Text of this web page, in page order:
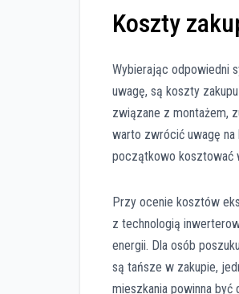
Koszty
Wybierając odpowiedni
uwagę, są koszty
związane z montażem,
warto zwrócić uwagę na
początkowo kosztować
Przy ocenie kosztów
z technologią
energii. Dla osób
są tańsze w zakupie,
mieszkania powinna